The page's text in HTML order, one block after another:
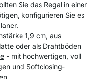
Sie das Regal in einer
konfigurieren Sie es
1,9 cm, aus
oder als Drahtböden.
- mit hochwertigen, voll
und Softclosing-